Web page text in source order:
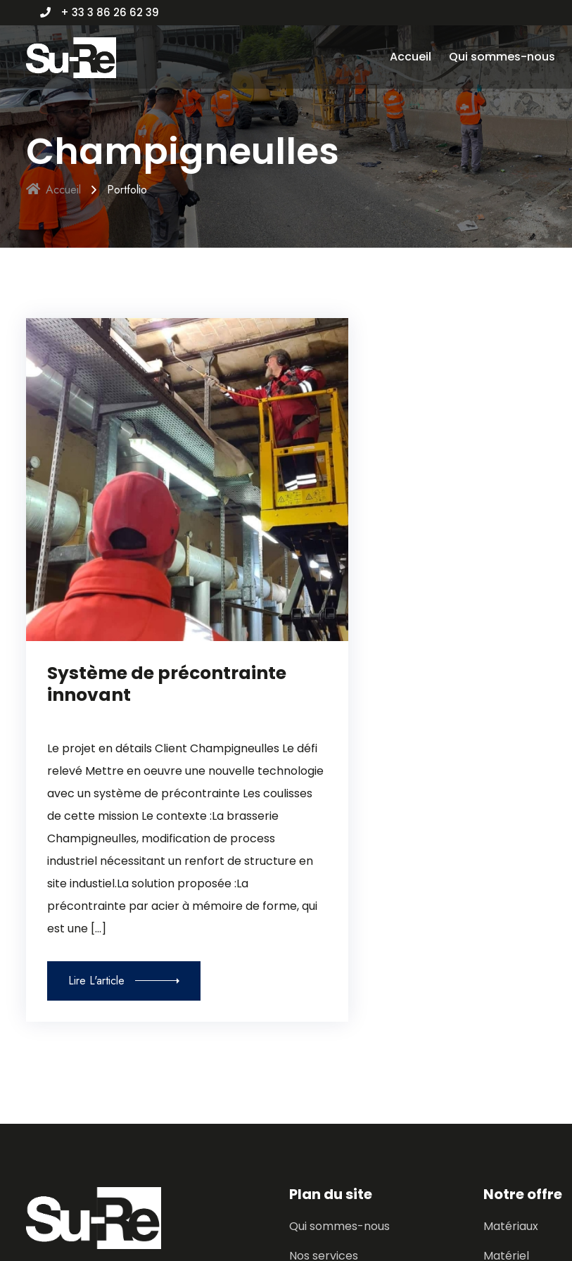
+ 33 3 86 26 62 39
Accueil Qui sommes-nous
Champigneulles
Accueil Portfolio
Système de précontrainte
innovant
Le projet en détails Client Champigneulles Le défi
relevé Mettre en oeuvre une nouvelle technologie
avec un système de précontrainte Les coulisses
de cette mission Le contexte :La brasserie
Champigneulles, modification de process
industriel nécessitant un renfort de structure en
site industiel.La solution proposée :La
précontrainte par acier à mémoire de forme, qui
est une […]
Lire L'article
Plan du site
Qui sommes-nous
Nos services
Notre offre
Matériaux
Matériel